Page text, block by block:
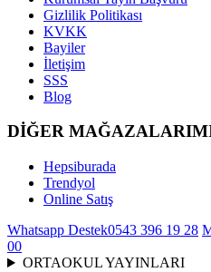
Gizlilik Politikası
KVKK
Bayiler
İletişim
SSS
Blog
DİĞER
Hepsiburada
Trendyol
Online Satış
Whatsapp Destek0543 396 19 28
00
ORTAOKUL YAYINLARI